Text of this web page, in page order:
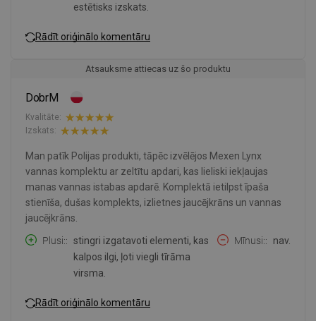
estētisks izskats.
Rādīt oriģinālo komentāru
Atsauksme attiecas uz šo produktu
DobrM
Kvalitāte:
Izskats:
Man patīk Polijas produkti, tāpēc izvēlējos Mexen Lynx
vannas komplektu ar zeltītu apdari, kas lieliski iekļaujas
manas vannas istabas apdarē. Komplektā ietilpst īpaša
stienīša, dušas komplekts, izlietnes jaucējkrāns un vannas
jaucējkrāns.
Plusi:
stingri izgatavoti elementi, kas
kalpos ilgi, ļoti viegli tīrāma
virsma.
Mīnusi: nav.
Rādīt oriģinālo komentāru